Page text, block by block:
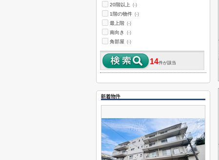
20階以上 (-)
1階の物件 (-)
最上階 (-)
南向き (-)
角部屋 (-)
14件が該当
新着物件